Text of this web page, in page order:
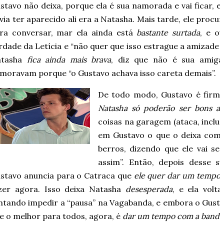
não deixa, porque ela é sua namorada e vai ficar,
ter aparecido ali era a Natasha. Mais tarde, ele
conversar, mar ela ainda está bastante surtada, e
da Letícia e “não quer que isso estrague a
fica ainda mais brava, diz que não é sua
porque “o Gustavo achava isso careta demais”.
De todo modo, Gustavo é
Natasha só poderão ser bons
coisas na garagem (ataca,
em Gustavo o que o deixa
berros, dizendo que ele vai
assim”. Então, depois
anuncia para o Catraca que ele quer dar um
agora. Isso deixa Natasha desesperada, e ela
impedir a “pausa” na Vagabanda, e embora o
o melhor para todos, agora, é dar um tempo com a